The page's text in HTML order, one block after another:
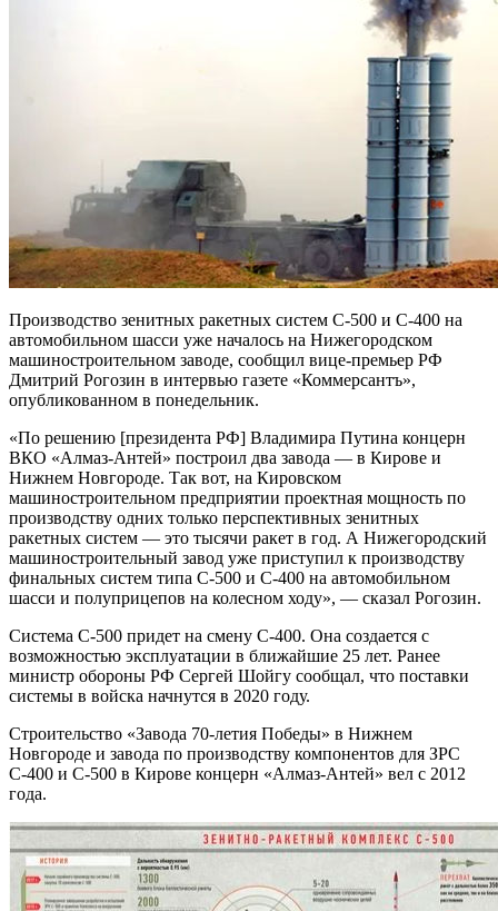
Производство зенитных ракетных систем С-500 и С-400 на
автомобильном шасси уже началось на Нижегородском
машиностроительном заводе, сообщил вице-премьер РФ
Дмитрий Рогозин в интервью газете «Коммерсантъ»,
опубликованном в понедельник.
«По решению [президента РФ] Владимира Путина концерн
ВКО «Алмаз-Антей» построил два завода — в Кирове и
Нижнем Новгороде. Так вот, на Кировском
машиностроительном предприятии проектная мощность по
производству одних только перспективных зенитных
ракетных систем — это тысячи ракет в год. А Нижегородский
машиностроительный завод уже приступил к производству
финальных систем типа С-500 и С-400 на автомобильном
шасси и полуприцепов на колесном ходу», — сказал Рогозин.
Система С-500 придет на смену С-400. Она создается с
возможностью эксплуатации в ближайшие 25 лет. Ранее
министр обороны РФ Сергей Шойгу сообщал, что поставки
системы в войска начнутся в 2020 году.
Строительство «Завода 70-летия Победы» в Нижнем
Новгороде и завода по производству компонентов для ЗРС
С-400 и С-500 в Кирове концерн «Алмаз-Антей» вел с 2012
года.